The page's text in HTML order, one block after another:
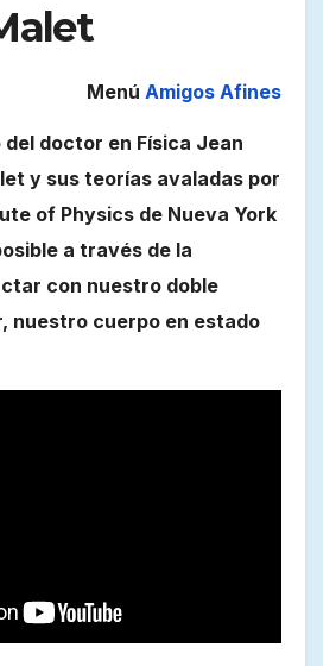
Menú Amigos Afines
doctor en Física Jean
y sus teorías avaladas por
of Physics de Nueva York
a través de la
con nuestro doble
nuestro cuerpo en estado